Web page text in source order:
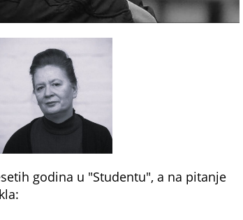
godina u "Studentu", a na pitanje